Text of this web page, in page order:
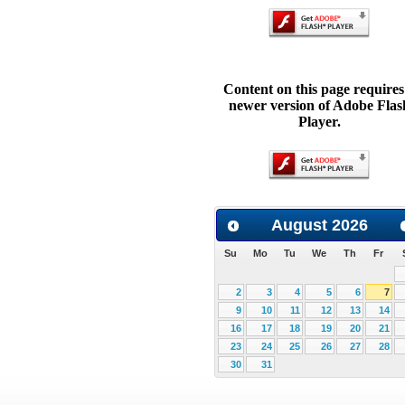
Content on this page
newer version of Adobe
Player.
August 2026
Su Mo Tu We Th Fr
2
3 4 5 6 7
9
10 11 12 13 14
16
17 18 19 20 21
23
24 25 26 27 28
30
31